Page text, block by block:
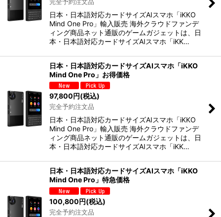
日本・日本語対応カードサイズAIスマホ「iKKO
Mind One Pro」輸入販売 海外クラウドファンデ
ィング商品ネット通販のゲームガジェットは、日
本・日本語対応カードサイズAIスマホ「iKK…
日本・日本語対応カードサイズAIスマホ「iKKO
Mind One Pro」お得価格
97,800円(税込)
完全予約注文品
日本・日本語対応カードサイズAIスマホ「iKKO
Mind One Pro」輸入販売 海外クラウドファンデ
ィング商品ネット通販のゲームガジェットは、日
本・日本語対応カードサイズAIスマホ「iKK…
日本・日本語対応カードサイズAIスマホ「iKKO
Mind One Pro」特急価格
100,800円(税込)
完全予約注文品